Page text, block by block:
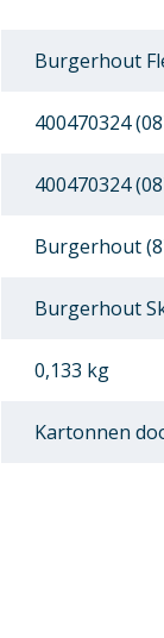
Burgerhout
400470324
400470324
Burgerhout
Burgerhout
0,133 kg
Kartonnen